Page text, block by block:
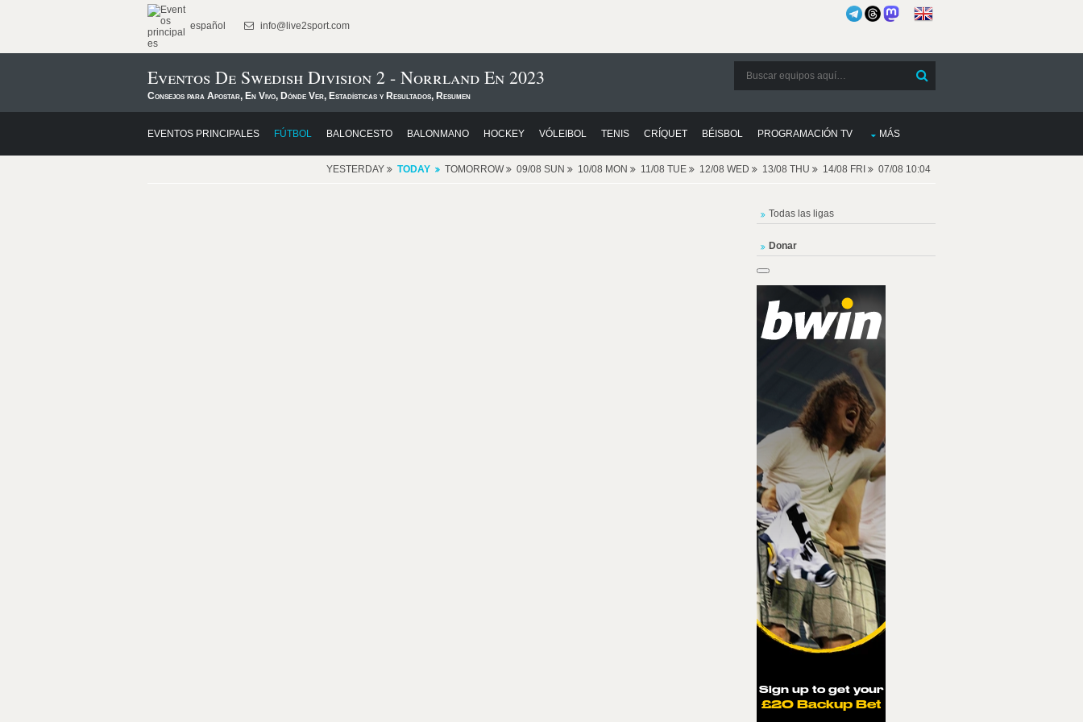
español info@live2sport.com
Eventos De Swedish Division 2 - Norrland En 2023
Consejos para Apostar, En Vivo, Dónde Ver, Estadísticas y Resultados, Resumen
EVENTOS PRINCIPALES FÚTBOL BALONCESTO BALONMANO HOCKEY VÓLEIBOL TENIS CRÍQUET BÉISBOL PROGRAMACIÓN TV MÁS
YESTERDAY TODAY TOMORROW 09/08 SUN 10/08 MON 11/08 TUE 12/08 WED 13/08 THU 14/08 FRI 07/08 10:04
Todas las ligas
Donar